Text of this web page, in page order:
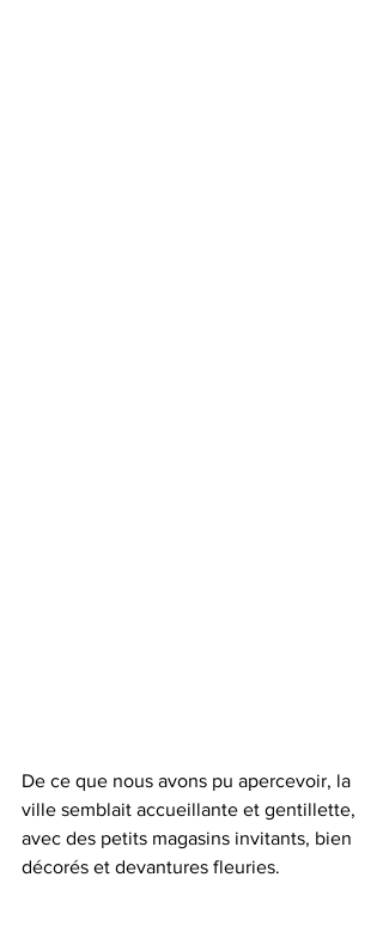
De ce que nous avons pu apercevoir, la
ville semblait accueillante et gentillette,
avec des petits magasins invitants, bien
décorés et devantures fleuries.